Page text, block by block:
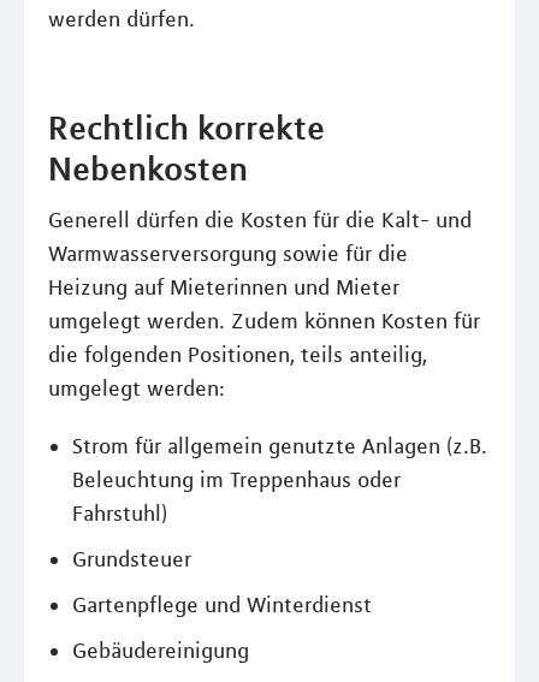
werden dürfen.
Rechtlich korrekte
Nebenkosten
Generell dürfen die Kosten für die Kalt- und
Warmwasserversorgung sowie für die
Heizung auf Mieterinnen und Mieter
umgelegt werden. Zudem können Kosten für
die folgenden Positionen, teils anteilig,
umgelegt werden:
Strom für allgemein genutzte Anlagen (z.B.
Beleuchtung im Treppenhaus oder
Fahrstuhl)
Grundsteuer
Gartenpflege und Winterdienst
Gebäudereinigung